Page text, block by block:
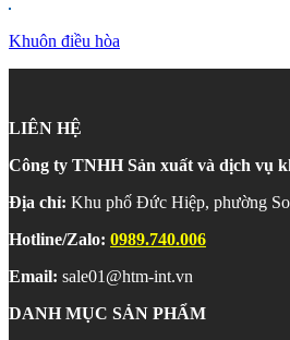
Khuôn điều hòa
LIÊN HỆ
Công ty TNHH Sản xuất và dịch vụ
Địa chỉ: Khu phố Đức Hiệp, phường
Hotline/Zalo: 0989.740.006
Email: sale01@htm-int.vn
DANH MỤC SẢN PHẨM